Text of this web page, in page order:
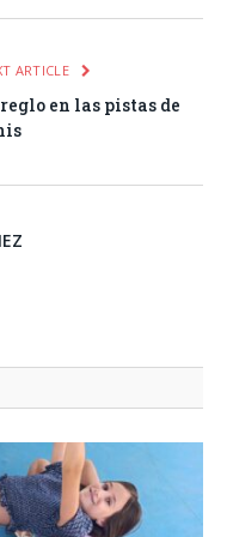
ARTICLE
en las pistas de